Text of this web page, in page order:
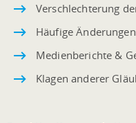
Verschlechterung
Häufige
Medienberichte &
Klagen anderer